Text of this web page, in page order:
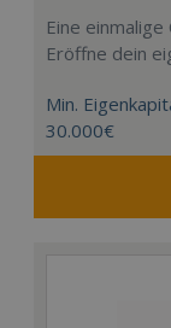
Eine
Eröffne dein
Min.
30.000€